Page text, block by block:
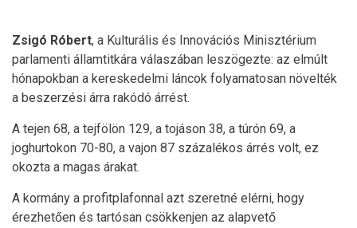
Zsigó Róbert, a Kulturális és Innovációs Minisztérium
parlamenti államtitkára válaszában leszögezte: az elmúlt
hónapokban a kereskedelmi láncok folyamatosan növelték
a beszerzési árra rakódó árrést.
A tejen 68, a tejfölön 129, a tojáson 38, a túrón 69, a
joghurtokon 70-80, a vajon 87 százalékos árrés volt, ez
okozta a magas árakat.
A kormány a profitplafonnal azt szeretné elérni, hogy
érezhetően és tartósan csökkenjen az alapvető